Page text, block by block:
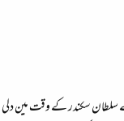
سکندر کے وقت مین دلی